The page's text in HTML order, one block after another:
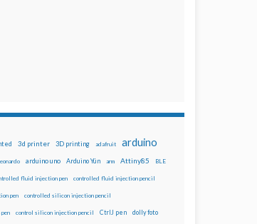
3d printer 3D printing adafruit arduino
arduino uno Arduino Yún arm Attiny85 BLE
fluid injection pen controlled fluid injection pencil
pen controlled silicon injection pencil
control silicon injection pencil CtrlJ pen dolly foto